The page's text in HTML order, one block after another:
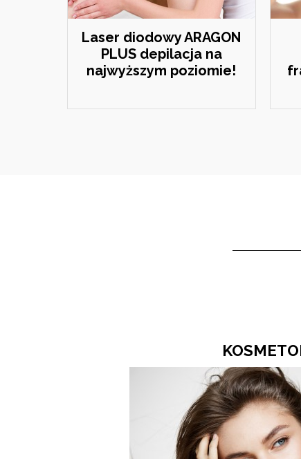
Laser diodowy ARAGON
PLUS depilacja na
najwyższym poziomie!